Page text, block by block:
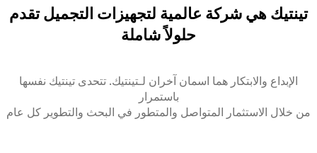
تينتيك هي شركة عالمية لتجهيزات التجميل تقدم
حلولاً شاملة
الإبداع والابتكار هما اسمان آخران لـتينتيك. تتحدى تينتيك نفسها
باستمرار
من خلال الاستثمار المتواصل والمتطور في البحث والتطوير كل عام